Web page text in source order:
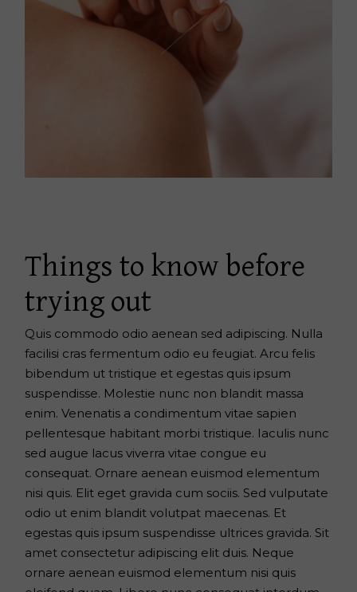
Things to know before
trying out
Quis commodo odio aenean sed adipiscing. Nulla
facilisi cras fermentum odio eu feugiat. Arcu felis
bibendum ut tristique et egestas quis ipsum
suspendisse. Molestie nunc non blandit massa
enim. Venenatis a condimentum vitae sapien
pellentesque habitant morbi tristique. Iaculis nunc
sed augue lacus viverra vitae congue eu
consequat. Ornare aenean euismod elementum
nisi quis. Elit eget gravida cum sociis. Sed vulputate
odio ut enim blandit volutpat maecenas. Et
egestas quis ipsum suspendisse ultrices gravida. Sit
amet consectetur adipiscing elit duis. Neque
ornare aenean euismod elementum nisi quis